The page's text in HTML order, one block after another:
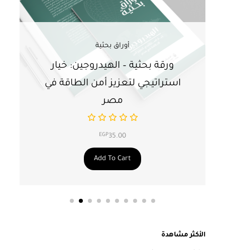
أوراق بحثية
ورقة بحثية – الهيدروجين: خيار
استراتيجي لتعزيز أمن الطاقة في
مصر
EGP35.00
Add To Cart
الأكثر مشاهدة